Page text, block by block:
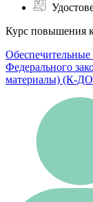
Курс повышения
Обеспечительные
Федерального
материалы) (К-